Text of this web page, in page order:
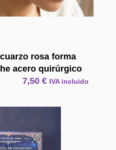
rosa forma
acero quirúrgico
7,50€ IVA incluido